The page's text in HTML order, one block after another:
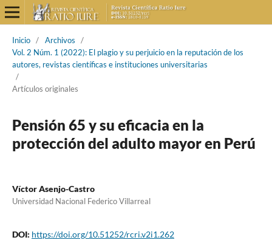
Inicio / Archivos
/
Vol. 2 Núm. 1 (2022): El plagio y su perjuicio en la reputación de los
autores, revistas científicas e instituciones universitarias
/
Artículos originales
Pensión 65 y su eficacia en la
protección del adulto mayor en Perú
Víctor Asenjo-Castro
Universidad Nacional Federico Villarreal
DOI: https://doi.org/10.51252/rcri.v2i1.262